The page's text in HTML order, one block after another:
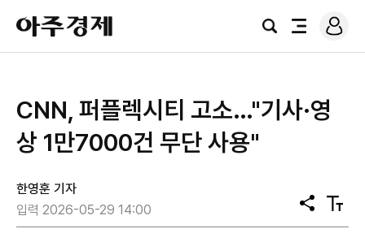
아
주
경
검
전
로
그
CNN, 퍼플렉시티 고소…"기사·영
상 1만7000건 무단 사용"
한영훈 기자
입력 2026-05-29 14:00
공
유
텍
스